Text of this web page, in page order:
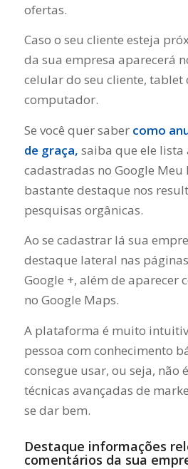
ofertas.
Caso o seu cliente esteja
da sua empresa aparecerá
celular do seu cliente, tablet
computador.
Se você quer saber como
de graça, saiba que ele lista
cadastradas no Google Meu
bastante destaque nos
pesquisas orgânicas.
Ao se cadastrar lá sua
destaque lateral nas
Google +, além de aparecer
no Google Maps.
A plataforma é muito
pessoa com conhecimento
consegue usar, ou seja, não
técnicas avançadas de
se dar bem.
Destaque informações
comentários da sua